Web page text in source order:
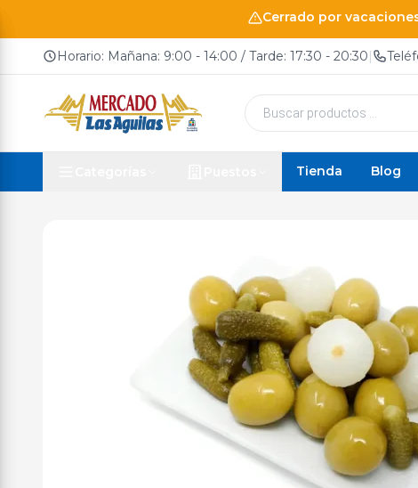
Cerrado por
Horario: Mañana: 9:00 - 14:00 / Tarde: 17:30 - 20:30|
Búsqueda
productos
Tienda Blog